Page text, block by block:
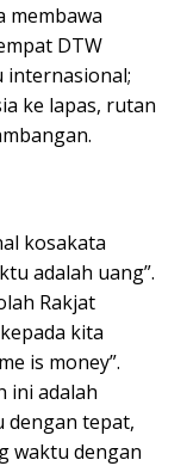
membawa
DTW
internasional;
ke lapas, rutan
kosakata
adalah uang”.
Rakjat
kita
is money”.
ini adalah
dengan tepat,
waktu dengan